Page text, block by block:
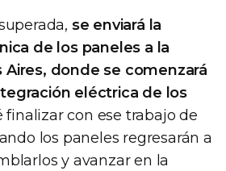
se enviará la
de los paneles a la
Aires, donde se comenzará
eléctrica de los
finalizar con ese trabajo de
los paneles regresarán a
y avanzar en la